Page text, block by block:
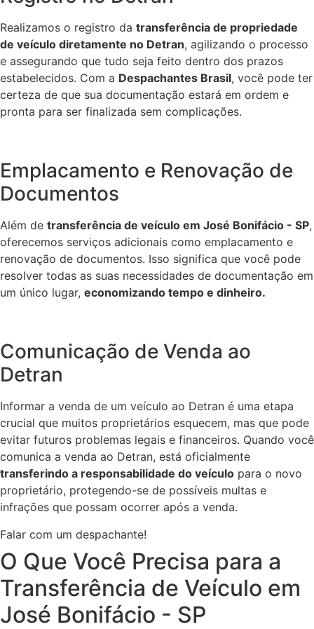
Realizamos o registro da transferência de propriedade
de veículo diretamente no Detran, agilizando o processo
e assegurando que tudo seja feito dentro dos prazos
estabelecidos. Com a Despachantes Brasil, você pode ter
certeza de que sua documentação estará em ordem e
pronta para ser finalizada sem complicações.
Emplacamento e Renovação de
Documentos
Além de transferência de veículo em José Bonifácio - SP,
oferecemos serviços adicionais como emplacamento e
renovação de documentos. Isso significa que você pode
resolver todas as suas necessidades de documentação em
um único lugar, economizando tempo e dinheiro.
Comunicação de Venda ao
Detran
Informar a venda de um veículo ao Detran é uma etapa
crucial que muitos proprietários esquecem, mas que pode
evitar futuros problemas legais e financeiros. Quando você
comunica a venda ao Detran, está oficialmente
transferindo a responsabilidade do veículo para o novo
proprietário, protegendo-se de possíveis multas e
infrações que possam ocorrer após a venda.
Falar com um despachante!
O Que Você Precisa para a
Transferência de Veículo em
José Bonifácio - SP